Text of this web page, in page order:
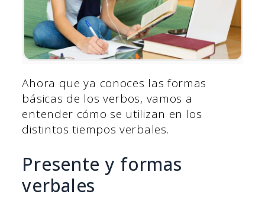
Ahora que ya conoces las formas
básicas de los verbos, vamos a
entender cómo se utilizan en los
distintos tiempos verbales.
Presente y formas
verbales